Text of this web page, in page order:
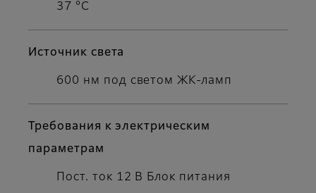
37 °C
Источник света
600 нм под светом ЖК-ламп
Требования к электрическим
параметрам
Пост. ток 12 В Блок питания